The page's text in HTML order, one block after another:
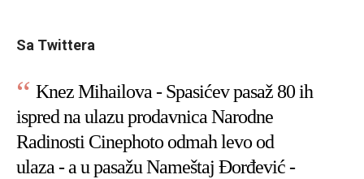
Sa Twittera
Knez Mihailova - Spasićev pasaž 80 ih
ispred na ulazu prodavnica Narodne
Radinosti Cinephoto odmah levo od
ulaza - a u pasažu Nameštaj Đorđević -